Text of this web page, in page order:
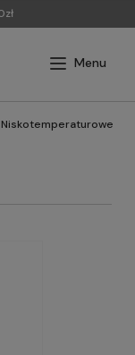
Niskotemperaturowe